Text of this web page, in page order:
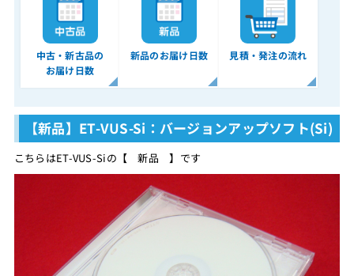
中古・新古品の
お届け日数
新品のお届け日数 見積・発注の流れ
【新品】ET-VUS-Si：バージョンアップソフト(Si)
こちらはET-VUS-Siの【 新品 】です